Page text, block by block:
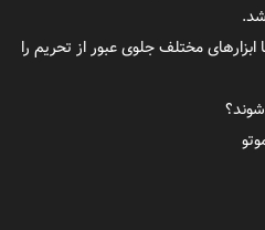
شد.
مختلف جلوی عبور از تحریم را